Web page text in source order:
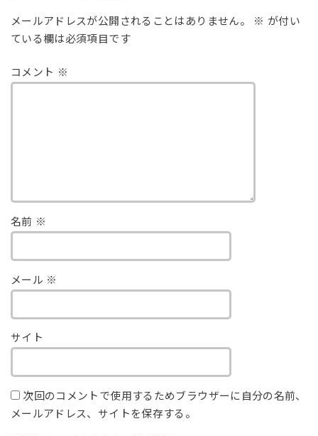
メールアドレスが公開されることはありません。 ※ が付い
ている欄は必須項目です
コメント ※
名前 ※
メール ※
サイト
次回のコメントで使用するためブラウザーに自分の名前、
メールアドレス、サイトを保存する。